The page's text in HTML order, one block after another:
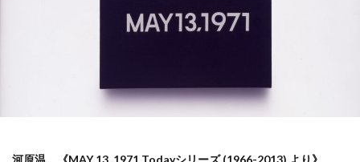
河原温 《MAY 13, 1971 Todayシリーズ (1966-2013) より》